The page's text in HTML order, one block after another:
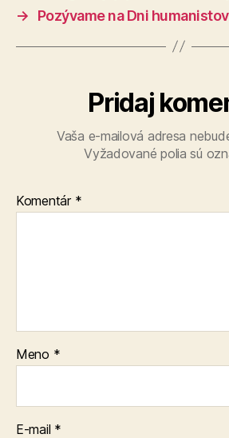
→
Pozývame na Dni
Pridaj
Vaša e-mailová adresa
Vyžadované polia sú
Komentár *
Meno *
E-mail *